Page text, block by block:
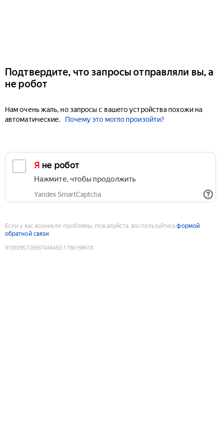
Подтвердите, что запросы отправляли вы, а
не робот
Нам очень жаль, но запросы с вашего устройства похожи на
автоматические.
Почему это могло произойти?
Я не робот
Нажмите, чтобы продолжить
Yandex SmartCaptcha
Если у вас возникли проблемы, пожалуйста, воспользуйтесьформой
обратной связи
9189295726937446483:1786198618